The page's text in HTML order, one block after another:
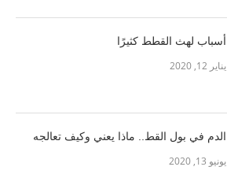
أسباب لهث القطط كثيرًا
يناير 12, 2020
الدم في بول القط.. ماذا يعني وكيف تعالجه
يونيو 13, 2020